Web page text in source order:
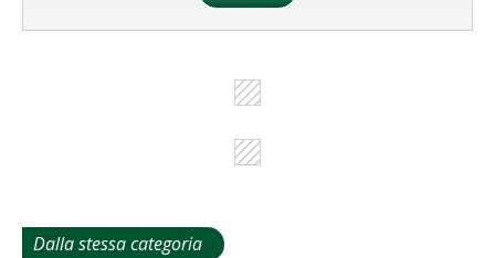
Dalla stessa categoria